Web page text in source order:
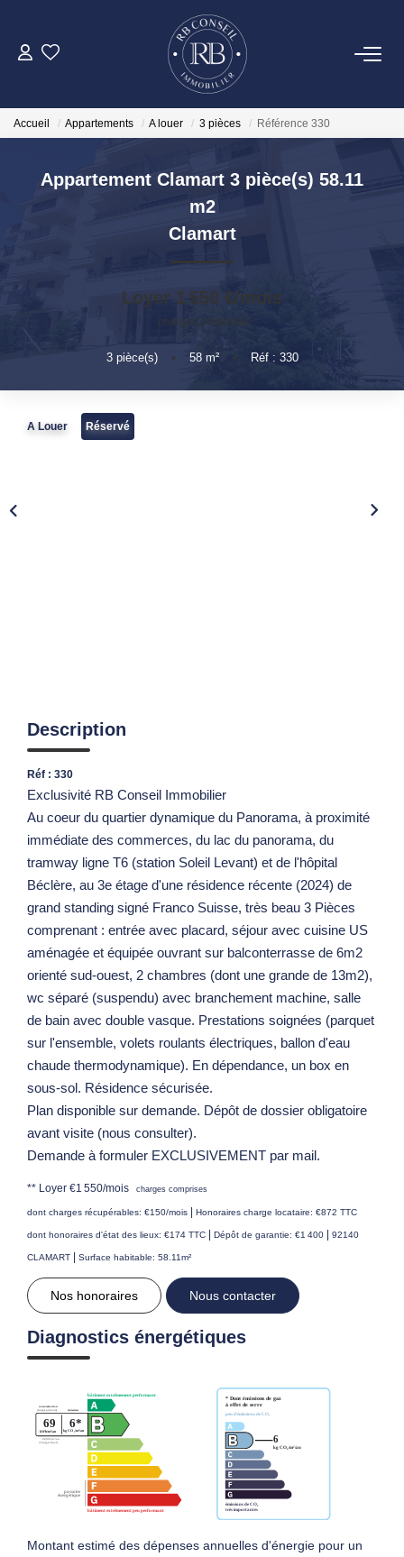
ACHETER
VENDRE
NOTRE AGENCE
CONTACT
Accueil Appartements A louer 3 pièces Référence 330
Appartement Clamart 3 pièce(s) 58.11
m2
Clamart
Loyer 1 550 €/mois
charges comprises
3pièce(s) • 58m² • Réf : 330
A Louer Réservé
Description
Réf : 330
Exclusivité RB Conseil Immobilier
Au coeur du quartier dynamique du Panorama, à proximité
immédiate des commerces, du lac du panorama, du
tramway ligne T6 (station Soleil Levant) et de l'hôpital
Béclère, au 3e étage d'une résidence récente (2024) de
grand standing signé Franco Suisse, très beau 3 Pièces
comprenant : entrée avec placard, séjour avec cuisine US
aménagée et équipée ouvrant sur balconterrasse de 6m2
orienté sud-ouest, 2 chambres (dont une grande de 13m2),
wc séparé (suspendu) avec branchement machine, salle
de bain avec double vasque. Prestations soignées (parquet
sur l'ensemble, volets roulants électriques, ballon d'eau
chaude thermodynamique). En dépendance, un box en
sous-sol. Résidence sécurisée.
Plan disponible sur demande. Dépôt de dossier obligatoire
avant visite (nous consulter).
Demande à formuler EXCLUSIVEMENT par mail.
** Loyer €1 550/mois charges comprises
dont charges récupérables: €150/mois | Honoraires charge locataire: €872 TTC
dont honoraires d'état des lieux: €174 TTC | Dépôt de garantie: €1 400 | 92140
CLAMART | Surface habitable: 58.11m²
Nos honoraires Nous contacter
Diagnostics énergétiques
Montant estimé des dépenses annuelles d'énergie pour un